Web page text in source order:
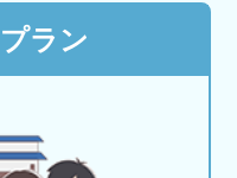
ラン